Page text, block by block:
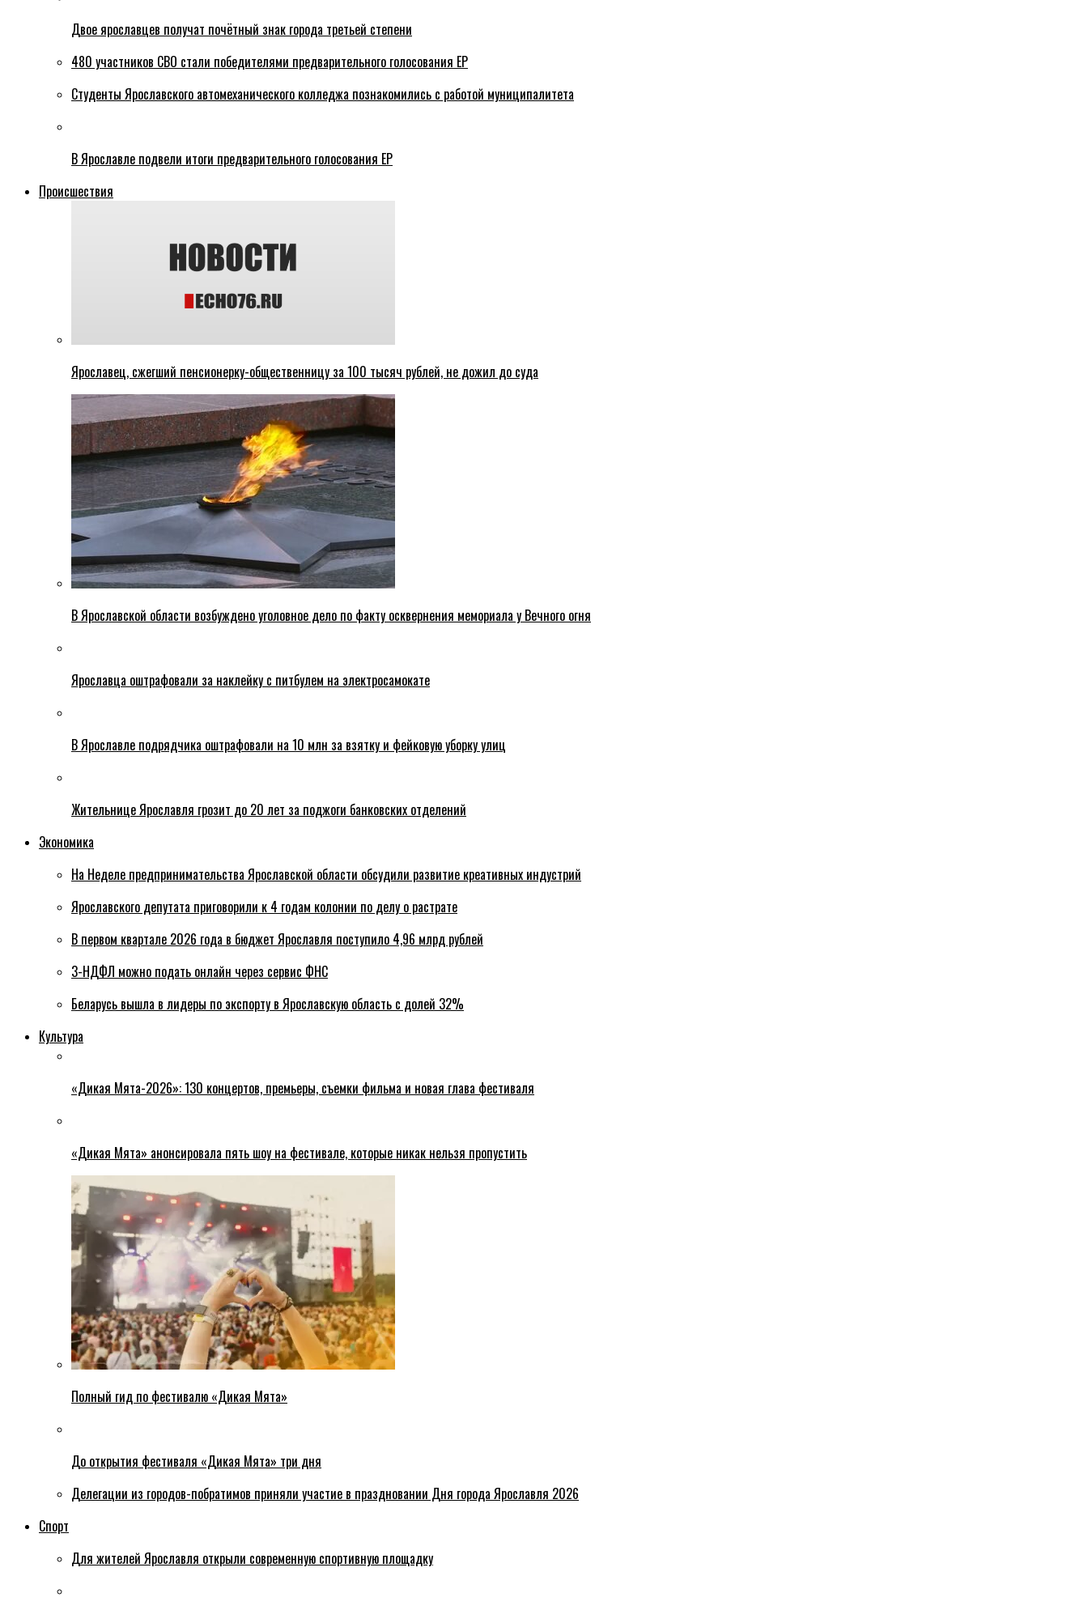
Двое ярославцев получат почётный знак города третьей степени
480 участников СВО стали победителями предварительного голосования ЕР
Студенты Ярославского автомеханического колледжа познакомились с работой муниципалитета
В Ярославле подвели итоги предварительного голосования ЕР
Происшествия
Ярославец, сжегший пенсионерку-общественницу за 100 тысяч рублей, не дожил до суда
В Ярославской области возбуждено уголовное дело по факту осквернения мемориала у Вечного огня
Ярославца оштрафовали за наклейку с питбулем на электросамокате
В Ярославле подрядчика оштрафовали на 10 млн за взятку и фейковую уборку улиц
Жительнице Ярославля грозит до 20 лет за поджоги банковских отделений
Экономика
На Неделе предпринимательства Ярославской области обсудили развитие креативных индустрий
Ярославского депутата приговорили к 4 годам колонии по делу о растрате
В первом квартале 2026 года в бюджет Ярославля поступило 4,96 млрд рублей
3-НДФЛ можно подать онлайн через сервис ФНС
Беларусь вышла в лидеры по экспорту в Ярославскую область с долей 32%
Культура
«Дикая Мята-2026»: 130 концертов, премьеры, съемки фильма и новая глава фестиваля
«Дикая Мята» анонсировала пять шоу на фестивале, которые никак нельзя пропустить
Полный гид по фестивалю «Дикая Мята»
До открытия фестиваля «Дикая Мята» три дня
Делегации из городов-побратимов приняли участие в праздновании Дня города Ярославля 2026
Спорт
Для жителей Ярославля открыли современную спортивную площадку